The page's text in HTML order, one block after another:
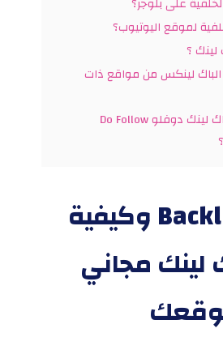
لموقع اليوتيوب؟
؟
لينكس من مواقع ذات
ما هو الفارق بين الباك لينك دوفلو Do Follow
ما هو Backlink وكيفية
لينك مجاني